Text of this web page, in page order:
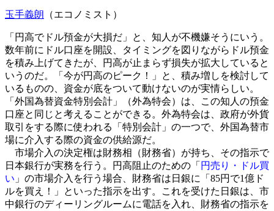
玉手義朗 （エコノミスト）
「円高でドル預金が大損だ」と、知人が不機嫌そうにいう。
数年前にドル口座を開設、タイミングを図りながらドル預金
を積み上げてきたが、円高が止まらず損失が拡大していると
いうのだ。「今が円高のピーク！」と、積み増しを検討して
いるものの、資金が底をついて動けないのが実情らしい。
「外国為替資金特別会計」（外為特会）は、この知人の預金
口座と同じと考えることができる。外為特会は、政府が外貨
取引をする際に使われる「特別会計」の一つで、外国為替市
場に介入する際の資金の供給源だ。
市場介入の決定権は財務相（財務省）が持ち、その指示で
日本銀行が実務を行う。円高阻止のための「 円売り・ドル買
い 」の市場介入を行う場合、財務省は日銀に「85円で1億ド
ルを買え！」といった指示を出す。これを受けた日銀は、市
中銀行のディーリングルームに電話を入れ、財務省の指示を